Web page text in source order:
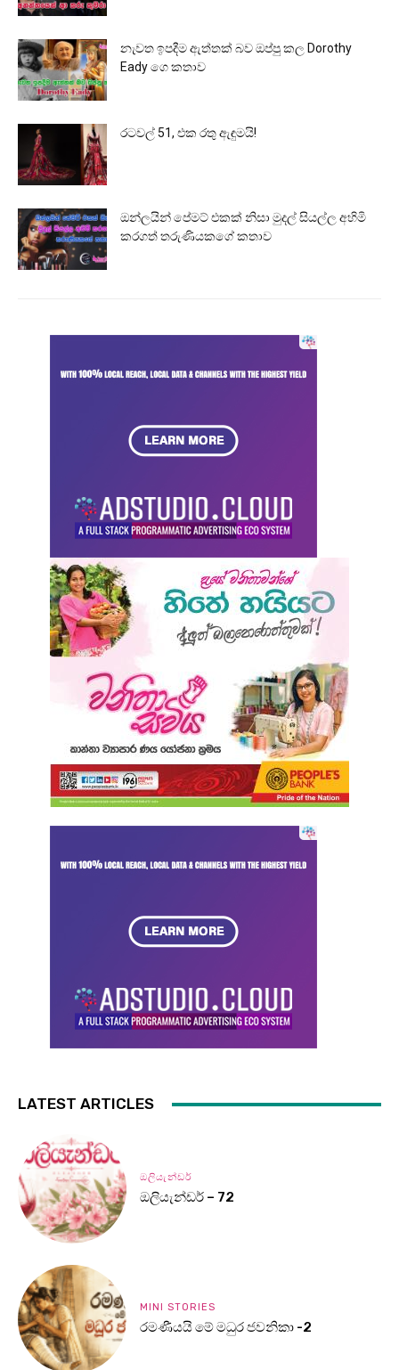
නැවත ඉපදීම ඇත්තක් බව ඔප්පු කල Dorothy
Eady ගෙ කතාව
රටවල් 51, එක රතු ඇඳුමයි!
ඔන්ලයින් පේමට් එකක් නිසා මුදල් සියල්ල අහිමි
කරගත් තරුණියකගේ කතාව
LATEST ARTICLES
ඔලියැන්ඩර්
ඔලියැන්ඩර් – 72
MINI STORIES
රමණීයයි මේ මධුර ජවනිකා -2